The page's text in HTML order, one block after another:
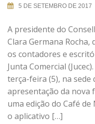
5 DE SETEMBRO DE 2017
A presidente do
Clara Germana
os contadores e
Junta Comercial
terça-feira (5), na sede
apresentação da nova
uma edição do Café
o aplicativo […]